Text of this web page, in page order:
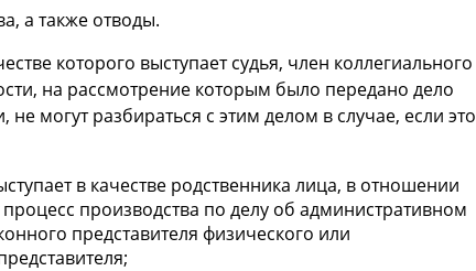
а также отводы.
которого выступает судья, член коллегиального
на рассмотрение которым было передано дело
могут разбираться с этим делом в случае, если это
в качестве родственника лица, в отношении
производства по делу об административном
представителя физического или